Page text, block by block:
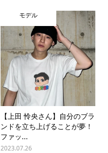
モデル
【上田 怜央さん】自分のブラ
ンドを立ち上げることが夢！
ファッ...
2023.07.26